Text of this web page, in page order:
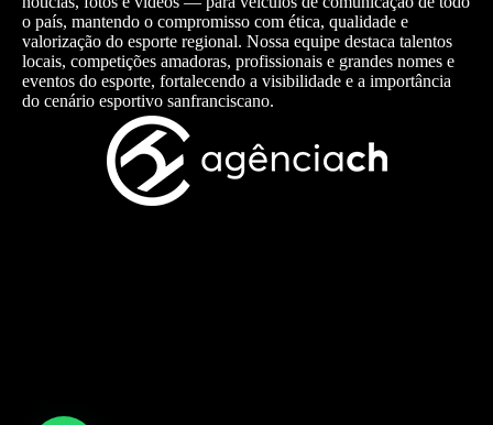
o país, mantendo o compromisso com ética, qualidade e
valorização do esporte regional. Nossa equipe destaca talentos
locais, competições amadoras, profissionais e grandes nomes e
eventos do esporte, fortalecendo a visibilidade e a importância
do cenário esportivo sanfranciscano.